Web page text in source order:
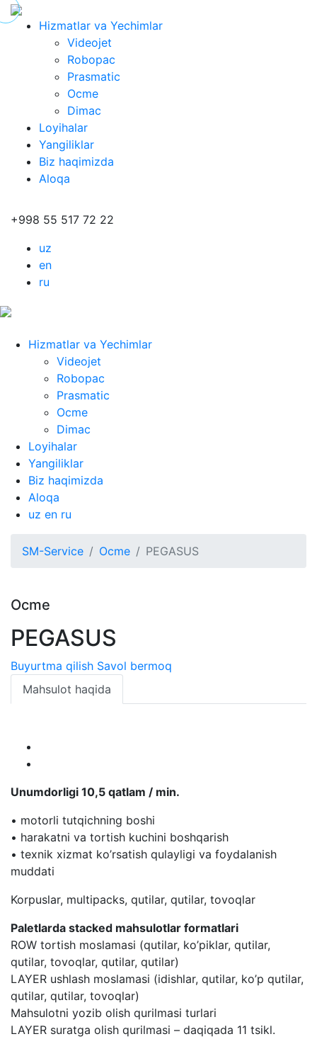
Hizmatlar va Yechimlar
Videojet
Robopac
Prasmatic
Ocme
Dimac
Loyihalar
Yangiliklar
Biz haqimizda
Aloqa
+998 55 517 72 22
uz
en
ru
Hizmatlar va Yechimlar
Videojet
Robopac
Prasmatic
Ocme
Dimac
Loyihalar
Yangiliklar
Biz haqimizda
Aloqa
uz en ru
SM-Service Ocme PEGASUS
Ocme
PEGASUS
Buyurtma qilish Savol bermoq
Mahsulot haqida
Unumdorligi 10,5 qatlam / min.
• motorli tutqichning boshi
• harakatni va tortish kuchini boshqarish
• texnik xizmat ko’rsatish qulayligi va foydalanish
muddati
Korpuslar, multipacks, qutilar, qutilar, tovoqlar
Paletlarda stacked mahsulotlar formatlari
ROW tortish moslamasi (qutilar, ko’piklar, qutilar,
qutilar, tovoqlar, qutilar, qutilar)
LAYER ushlash moslamasi (idishlar, qutilar, ko’p qutilar,
qutilar, qutilar, tovoqlar)
Mahsulotni yozib olish qurilmasi turlari
LAYER suratga olish qurilmasi – daqiqada 11 tsikl.